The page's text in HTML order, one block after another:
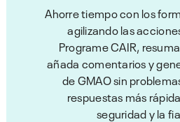
Ahorre tiempo con los
agilizando las
Programe CAIR,
añada comentarios y
de GMAO sin
respuestas más
seguridad y la